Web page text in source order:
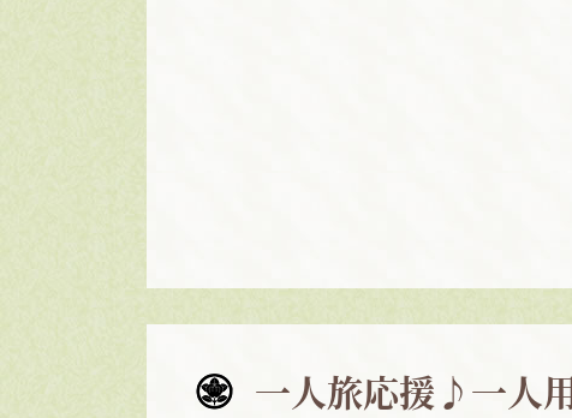
一人旅応援♪一人